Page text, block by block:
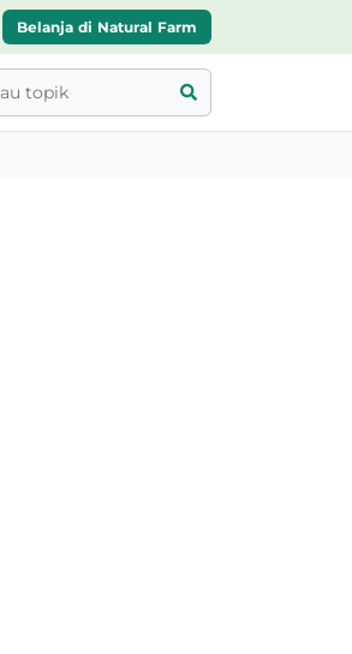
Belanja di Natural Farm